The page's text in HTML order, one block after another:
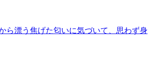
ら漂う焦げた匂いに気づいて、思わず身